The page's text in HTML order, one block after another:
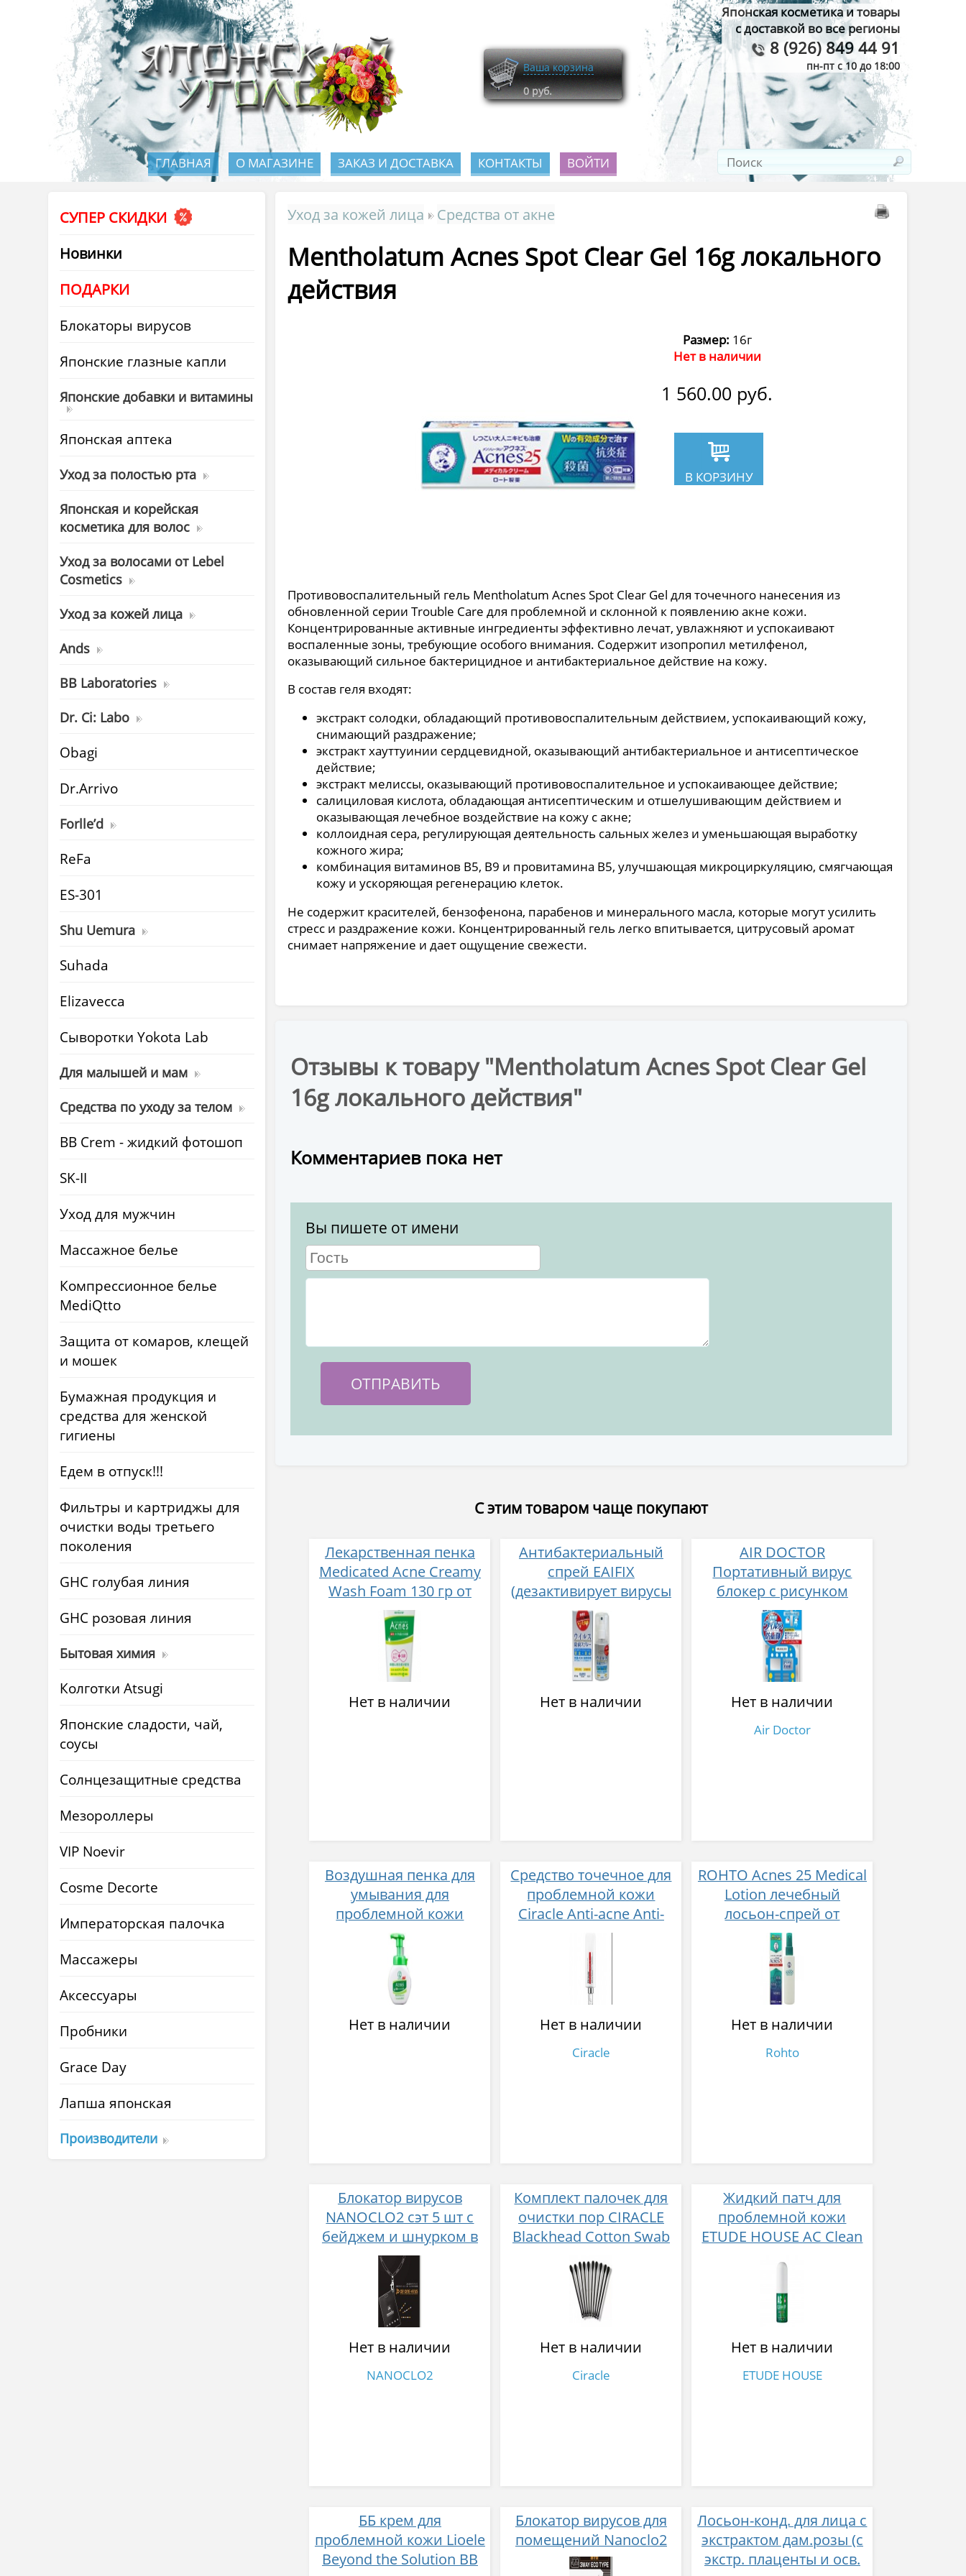
Японская косметика и товары
с доставкой во все регионы
8 (926) 849 44 91
пн-пт с 10 до 18:00
Ваша корзина
0 руб.
ГЛАВНАЯ О МАГАЗИНЕ ЗАКАЗ И ДОСТАВКА КОНТАКТЫ ВОЙТИ
СУПЕР СКИДКИ
Новинки
ПОДАРКИ
Блокаторы вирусов
Японские глазные капли
Японские добавки и витамины
Японская аптека
Уход за полостью рта
Японская и корейская
косметика для волос
Уход за волосами от Lebel
Cosmetics
Уход за кожей лица
Ands
BB Laboratories
Dr. Ci: Labo
Obagi
Dr.Arrivo
Forlle’d
ReFa
ES-301
Shu Uemura
Suhada
Elizavecca
Cыворотки Yokota Lab
Для малышей и мам
Средства по уходу за телом
BB Crem - жидкий фотошоп
SK-II
Уход для мужчин
Массажное белье
Компрессионное белье
MediQtto
Защита от комаров, клещей
и мошек
Бумажная продукция и
средства для женской
гигиены
Едем в отпуск!!!
Фильтры и картриджы для
очистки воды третьего
поколения
GHC голубая линия
GHC розовая линия
Бытовая химия
Колготки Atsugi
Японские сладости, чай,
соусы
Солнцезащитные средства
Мезороллеры
VIP Noevir
Cosme Decorte
Императорская палочка
Массажеры
Аксессуары
Пробники
Grace Day
Лапша японская
Производители
Уход за кожей лица Средства от акне
Mentholatum Acnes Spot Clear Gel 16g локального
действия
Размер: 16г
Нет в наличии
1 560.00 руб.
В КОРЗИНУ
Противовоспалительный гель Mentholatum Acnes Spot Clear Gel для точечного нанесения из
обновленной серии Trouble Care для проблемной и склонной к появлению акне кожи.
Концентрированные активные ингредиенты эффективно лечат, увлажняют и успокаивают
воспаленные зоны, требующие особого внимания. Содержит изопропил метилфенол,
оказывающий сильное бактерицидное и антибактериальное действие на кожу.
В состав геля входят:
экстракт солодки, обладающий противовоспалительным действием, успокаивающий кожу,
снимающий раздражение;
экстракт хауттуинии сердцевидной, оказывающий антибактериальное и антисептическое
действие;
экстракт мелиссы, оказывающий противовоспалительное и успокаивающее действие;
салициловая кислота, обладающая антисептическим и отшелушивающим действием и
оказывающая лечебное воздействие на кожу с акне;
коллоидная сера, регулирующая деятельность сальных желез и уменьшающая выработку
кожного жира;
комбинация витаминов B5, B9 и провитамина B5, улучшающая микроциркуляцию, смягчающая
кожу и ускоряющая регенерацию клеток.
Не содержит красителей, бензофенона, парабенов и минерального масла, которые могут усилить
стресс и раздражение кожи. Концентрированный гель легко впитывается, цитрусовый аромат
снимает напряжение и дает ощущение свежести.
Отзывы к товару "Mentholatum Acnes Spot Clear Gel
16g локального действия"
Комментариев пока нет
Вы пишете от имени
С этим товаром чаще покупают
Лекарственная пенка
Medicated Acne Creamy
Wash Foam 130 гр от
акне
Нет в наличии
Антибактериальный
спрей EAIFIX
(дезактивирует вирусы
и бактерии: вирусы
гриппа, атипичной
пневмонии, вирус ВИЧ,
пневнонии, герпес,
кишечная палочка)
Нет в наличии
AIR DOCTOR
Портативный вирус
блокер с рисунком
автобус для детей с
клипсой
Нет в наличии
Air Doctor
Воздушная пенка для
умывания для
проблемной кожи
Mentholatum Acnes
Cream Face Wash, Rohto
160 мл
Нет в наличии
Средство точечное для
проблемной кожи
Ciracle Anti-acne Anti-
Blemish SPOT X 12 мл
Нет в наличии
Ciracle
​ROHTO Acnes 25 Medical
Lotion лечебный
лосьон-спрей от
прыщей и угрей 100 мл
Нет в наличии
Rohto
Блокатор вирусов
NANOCLO2 сэт 5 шт с
бейджем и шнурком в
черном дизайне
Нет в наличии
NANOCLO2
Комплект палочек для
очистки пор CIRACLE
Blackhead Cotton Swab
(10EA) 10 шт
Нет в наличии
Ciracle
Жидкий патч для
проблемной кожи
ETUDE HOUSE AC Clean
Нет в наличии
ETUDE HOUSE
ББ крем для
проблемной кожи Lioele
Beyond the Solution BB
Блокатор вирусов для
помещений Nanoclo2
Лосьон-конд. для лица с
экстрактом дам.розы (с
экстр. плаценты и осв.